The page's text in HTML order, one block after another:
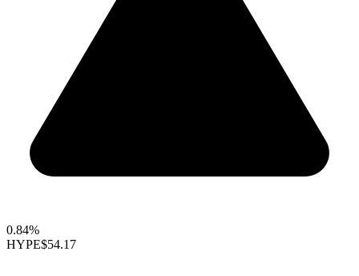
0.84%
HYPE$54.17